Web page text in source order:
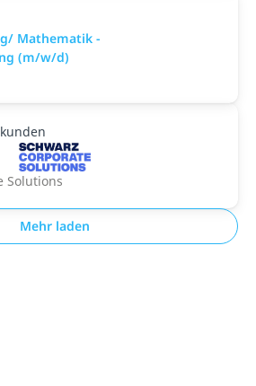
Mathematik -
(m/w/d)
Solutions
Mehr laden